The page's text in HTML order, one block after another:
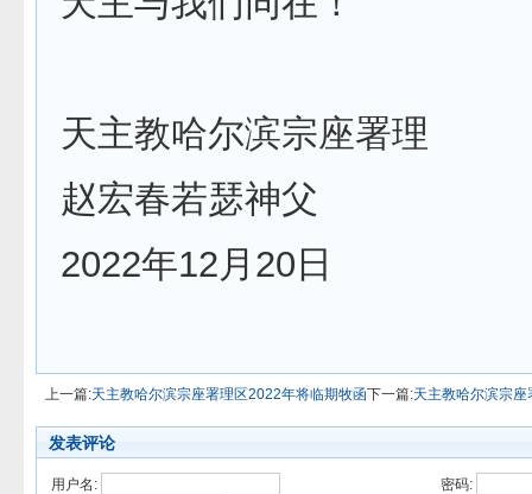
天主教哈尔滨宗座署理
赵宏春若瑟神父
2022年12月20日
上一篇:天主教哈尔滨宗座署理区2022年将临期牧函下一篇:天主教哈尔滨宗
发表评论
用户名:
密码: